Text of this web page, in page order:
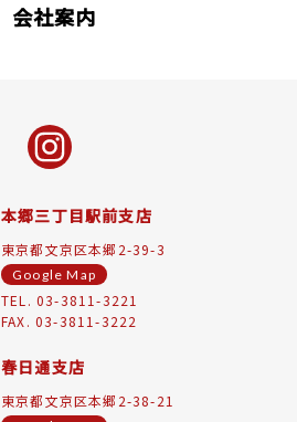
会社案内
本郷三丁目駅前支店
東京都文京区本郷2-39-3
Google Map
TEL. 03-3811-3221
FAX. 03-3811-3222
春日通支店
東京都文京区本郷2-38-21